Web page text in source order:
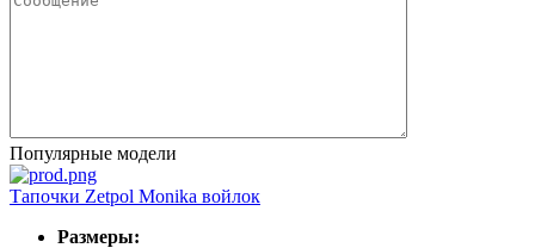
Популярные модели
Тапочки Zetpol Monika войлок
Размеры: